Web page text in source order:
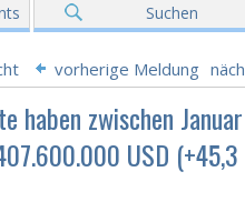
Suchen
vorherige Meldung
haben zwischen
USD